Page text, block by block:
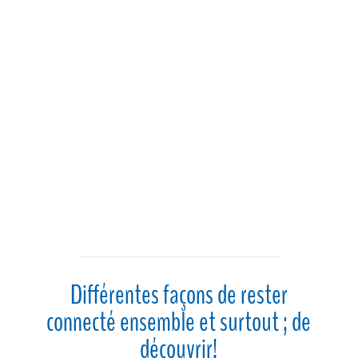
Différentes façons de rester
connecté ensemble et surtout ; de
découvrir!